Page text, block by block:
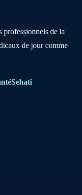
professionnels de la
de jour comme
Sehati